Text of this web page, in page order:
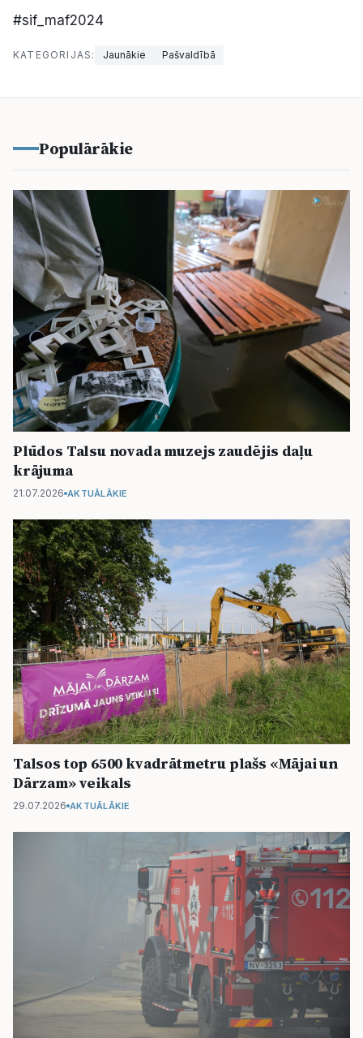
#sif_maf2024
KATEGORIJAS: Jaunākie Pašvaldībā
Populārākie
Plūdos Talsu novada muzejs zaudējis daļu
krājuma
21.07.2026 AKTUĀLĀKIE
Talsos top 6500 kvadrātmetru plašs «Mājai un
Dārzam» veikals
29.07.2026 AKTUĀLĀKIE